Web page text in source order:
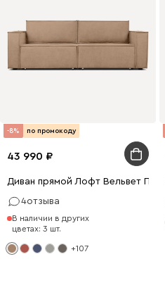
-8% по промокоду
43 990
Диван прямой Лофт Вельвет
4отзыва
В наличии в других
цветах: 3 шт.
+107